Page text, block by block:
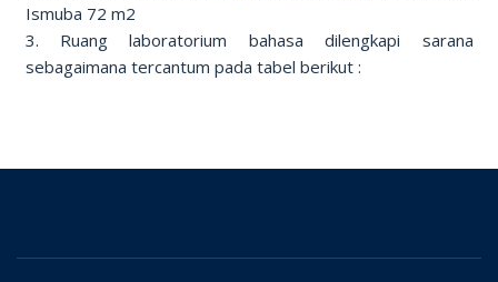
Ismuba 72 m2
3. Ruang laboratorium bahasa dilengkapi sarana
sebagaimana tercantum pada tabel berikut :